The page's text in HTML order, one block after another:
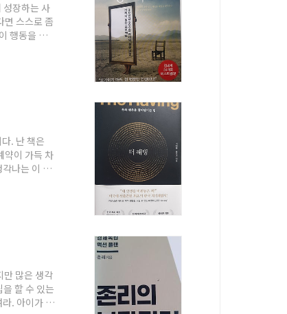
성장하는 사
면 스스로 좀
행동을 일
질 수 있
. 난 책은
약이 가득 차
나는 이 책
다는 말을
만 많은 생각
할 수 있는
. 아이가 넘